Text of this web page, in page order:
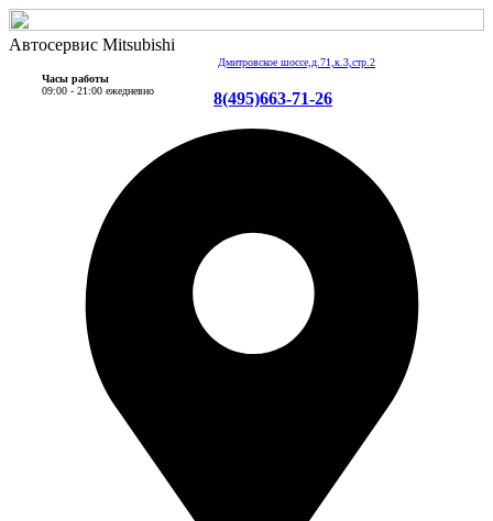
Автосервис Mitsubishi
Дмитровское шоссе,д.71,к.3,стр.2
Часы работы
09:00 - 21:00 ежедневно
8(495)663-71-26